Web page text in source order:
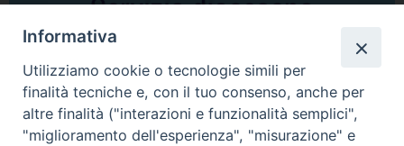
Comunicati Stampa
Informativa
Utilizziamo cookie o tecnologie simili per
finalità tecniche e, con il tuo consenso, anche per
altre finalità ("interazioni e funzionalità semplici",
"miglioramento dell'esperienza", "misurazione" e